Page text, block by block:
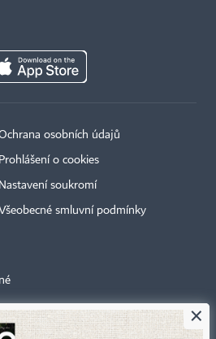
osobních údajů
Prohlášení o cookies
Nastavení soukromí
smluvní podmínky
×